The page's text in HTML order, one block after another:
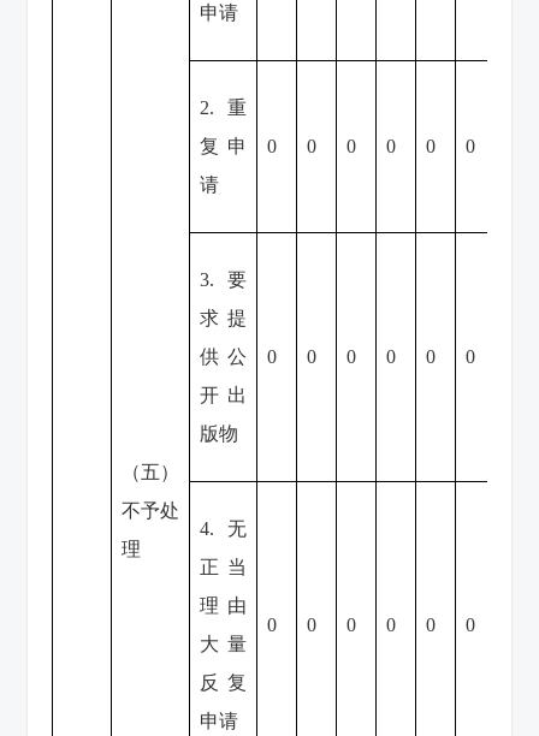
（五）
不予处
理
申请
2.重
复申
请
0 0 0 0 0 0
3.要
求提
供公
开出
版物
0 0 0 0 0 0
4.无
正当
理由
大量
反复
申请
0 0 0 0 0 0